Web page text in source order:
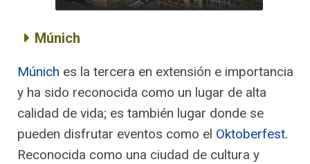
Múnich
Múnich es la tercera en extensión e importancia
y ha sido reconocida como un lugar de alta
calidad de vida; es también lugar donde se
pueden disfrutar eventos como el Oktoberfest.
Reconocida como una ciudad de cultura y